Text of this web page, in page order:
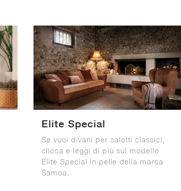
Elite Special
Se vuoi divani per salotti classici,
clicca e leggi di più sul modello
Elite Special in pelle della marca
Samoa.